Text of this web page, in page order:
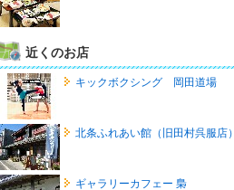
近くのお店
キックボクシング 岡田道場
北条ふれあい館（旧田村呉服店）
ギャラリーカフェー 梟